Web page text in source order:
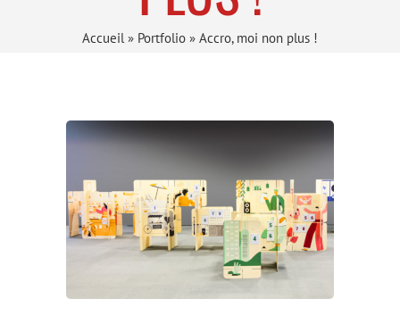
Accueil » Portfolio » Accro, moi non plus !